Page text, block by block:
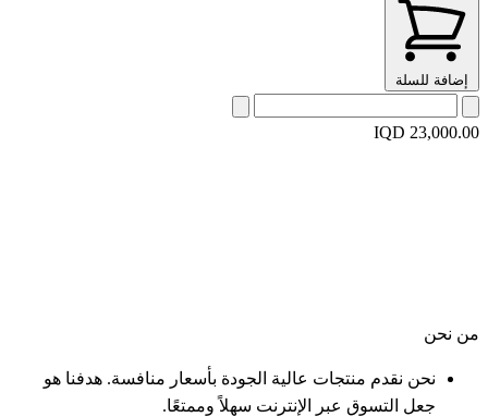
إضافة للسلة
IQD 23,000.00
من نحن
نحن نقدم منتجات عالية الجودة بأسعار منافسة. هدفنا هو
جعل التسوق عبر الإنترنت سهلاً وممتعًا.